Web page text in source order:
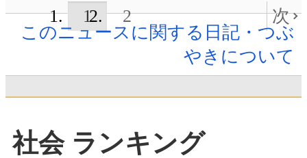
1 2
次
このニュースに関する日記・つぶ
やきについて
社会 ランキング